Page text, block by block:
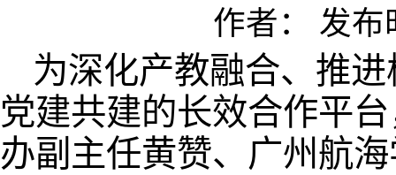
作者： 发布
为深化产教融合、推
党建共建的长效合作平
办副主任黄赞、广州航